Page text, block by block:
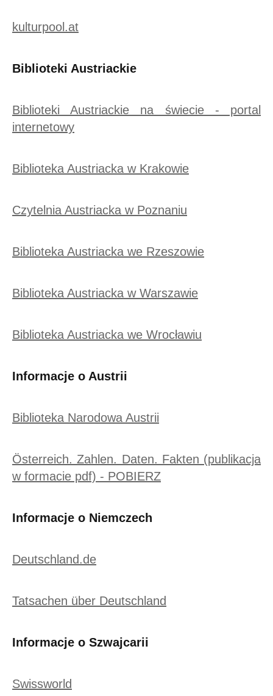
kulturpool.at
Biblioteki Austriackie
Biblioteki Austriackie na świecie - portal
internetowy
Biblioteka Austriacka w Krakowie
Czytelnia Austriacka w Poznaniu
Biblioteka Austriacka we Rzeszowie
Biblioteka Austriacka w Warszawie
Biblioteka Austriacka we Wrocławiu
Informacje o Austrii
Biblioteka Narodowa Austrii
Österreich. Zahlen. Daten. Fakten (publikacja
w formacie pdf) - POBIERZ
Informacje o Niemczech
Deutschland.de
Tatsachen über Deutschland
Informacje o Szwajcarii
Swissworld